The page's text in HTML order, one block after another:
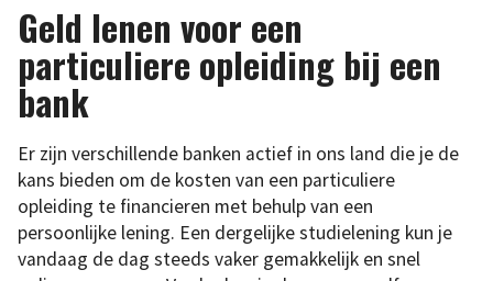
Geld lenen voor een
particuliere opleiding bij een
bank
Er zijn verschillende banken actief in ons land die je de
kans bieden om de kosten van een particuliere
opleiding te financieren met behulp van een
persoonlijke lening. Een dergelijke studielening kun je
vandaag de dag steeds vaker gemakkelijk en snel